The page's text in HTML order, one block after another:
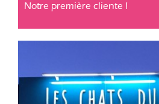
Notre première cliente !